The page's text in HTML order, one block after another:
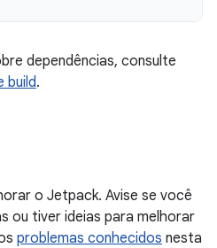
dependências, consulte
build.
o Jetpack. Avise se você
ou tiver ideias para melhorar
problemas conhecidos nesta